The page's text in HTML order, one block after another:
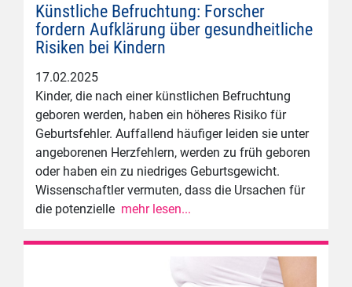
Künstliche Befruchtung: Forscher
fordern Aufklärung über gesundheitliche
Risiken bei Kindern
17.02.2025
Kinder, die nach einer künstlichen Befruchtung
geboren werden, haben ein höheres Risiko für
Geburtsfehler. Auffallend häufiger leiden sie unter
angeborenen Herzfehlern, werden zu früh geboren
oder haben ein zu niedriges Geburtsgewicht.
Wissenschaftler vermuten, dass die Ursachen für
die potenzielle mehr lesen...